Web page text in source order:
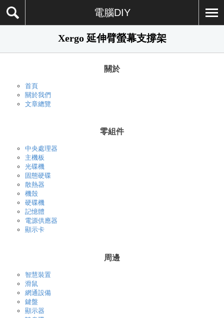
電腦DIY
Xergo 延伸臂螢幕支撐架
關於
首頁
關於我們
文章總覽
零組件
中央處理器
主機板
光碟機
固態硬碟
散熱器
機殼
硬碟機
記憶體
電源供應器
顯示卡
周邊
智慧裝置
滑鼠
網通設備
鍵盤
顯示器